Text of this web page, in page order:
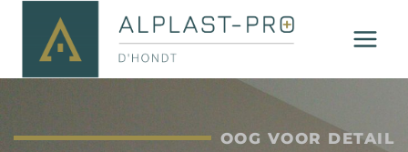
OOG VOOR DETAIL